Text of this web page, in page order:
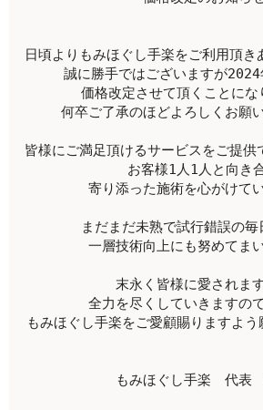
日頃よりもみほぐし手楽をご利用頂き
誠に勝手ではございますが2024
価格改定させて頂くことにな
何卒ご了承のほどよろしくお願
皆様にご満足頂けるサービスをご提
お客様1人1人と向き
寄り添った施術を心がけてい
まだまだ未熟で試行錯誤の毎
一層技術向上にも努めてまい
末永く皆様に愛されま
全力を尽くしていきますの
もみほぐし手楽をご愛顧賜りますよう
もみほぐし手楽　代表